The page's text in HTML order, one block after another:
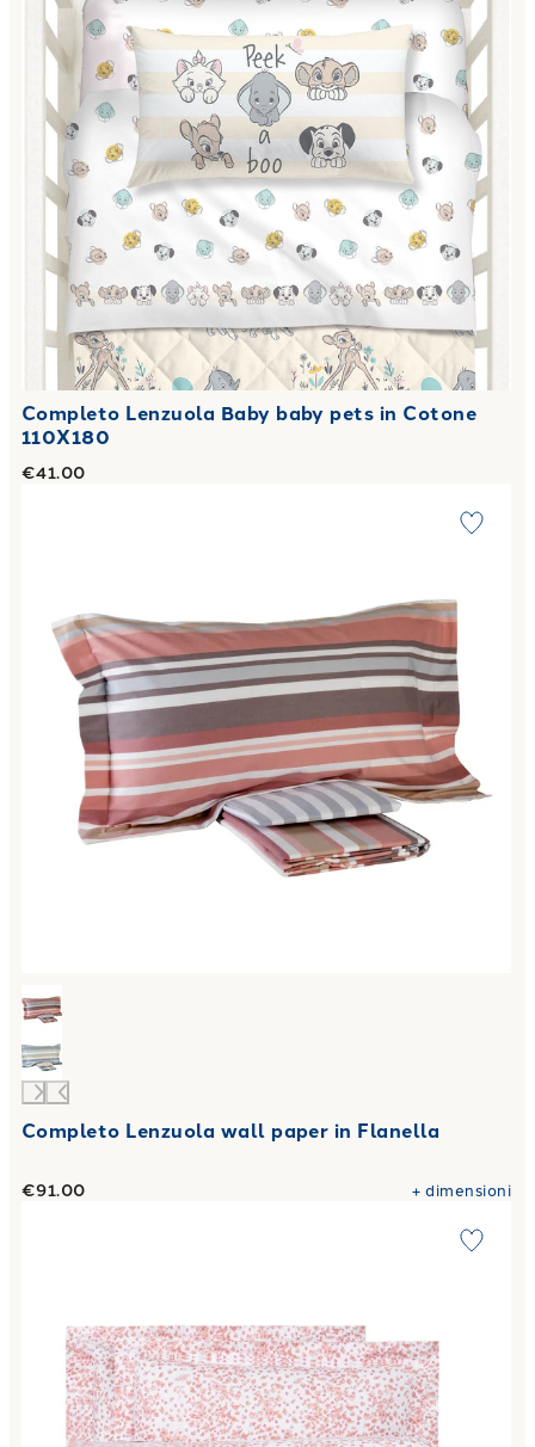
Completo Lenzuola Baby baby pets in Cotone
110X180
€41.00
Completo Lenzuola wall paper in Flanella
€91.00 +dimensioni